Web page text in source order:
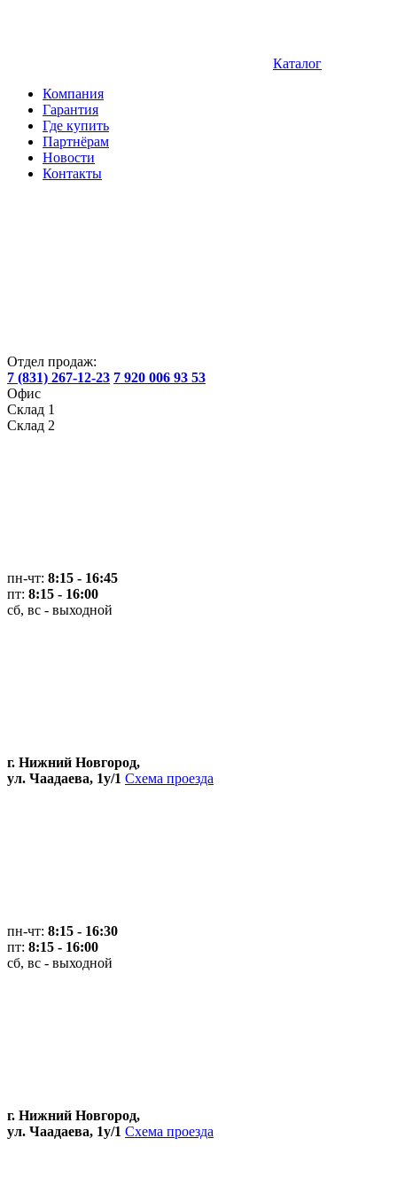
Каталог
Компания
Гарантия
Где купить
Партнёрам
Новости
Контакты
Отдел продаж:
7 (831) 267-12-23 7 920 006 93 53
Офис
Склад 1
Склад 2
пн-чт: 8:15 - 16:45
пт: 8:15 - 16:00
сб, вс - выходной
г. Нижний Новгород,
ул. Чаадаева, 1у/1 Схема проезда
пн-чт: 8:15 - 16:30
пт: 8:15 - 16:00
сб, вс - выходной
г. Нижний Новгород,
ул. Чаадаева, 1у/1 Схема проезда